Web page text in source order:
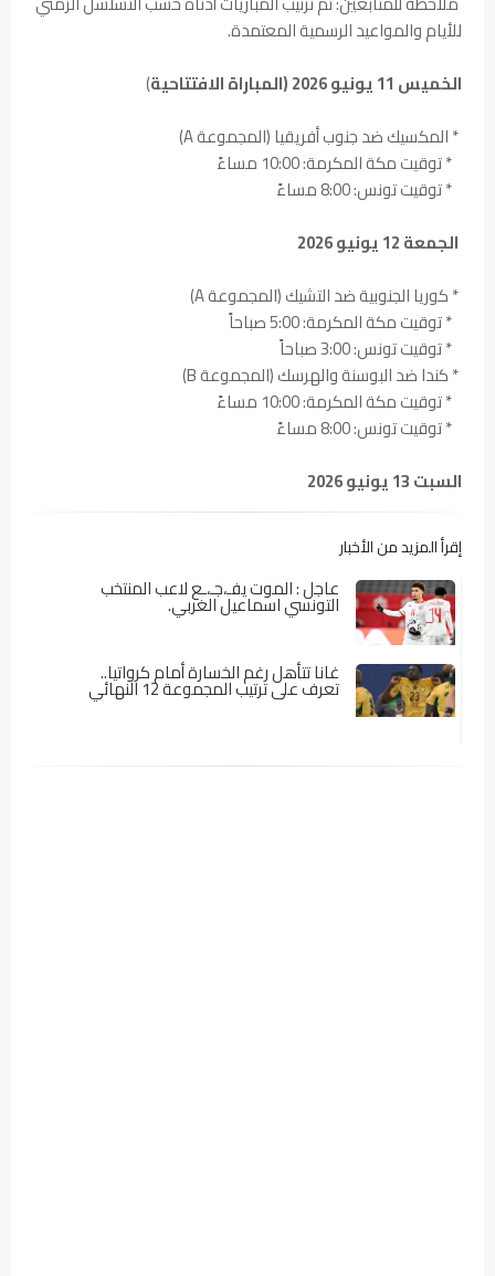
للأيام والمواعيد الرسمية المعتمدة.
الخميس 11 يونيو 2026 (المباراة الافتتاحية
)
* المكسيك ضد جنوب أفريقيا (المجموعة A)
* توقيت مكة المكرمة: 10:00 مساءً
* توقيت تونس: 8:00 مساءً
الجمعة 12 يونيو 2026
* كوريا الجنوبية ضد التشيك (المجموعة A)
* توقيت مكة المكرمة: 5:00 صباحاً
* توقيت تونس: 3:00 صباحاً
* كندا ضد البوسنة والهرسك (المجموعة B)
* توقيت مكة المكرمة: 10:00 مساءً
* توقيت تونس: 8:00 مساءً
السبت 13 يونيو 2026
إقرأ المزيد من الأخبار
عاجل : الموت يفـ،جـ،ـع لاعب المنتخب
التونسي اسماعيل الغربي.
غانا تتأهل رغم الخسارة أمام كرواتيا..
تعرف على ترتيب المجموعة 12 النهائي